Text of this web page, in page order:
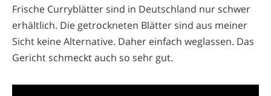
Frische Curryblätter sind in Deutschland nur schwer
erhältlich. Die getrockneten Blätter sind aus meiner
Sicht keine Alternative. Daher einfach weglassen. Das
Gericht schmeckt auch so sehr gut.